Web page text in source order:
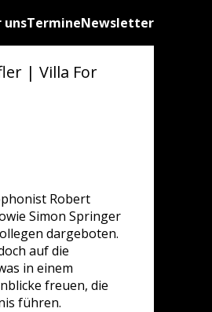
unsTermineNewsletter
| Villa For
Robert
Simon Springer
dargeboten.
auf die
in einem
freuen, die
führen.